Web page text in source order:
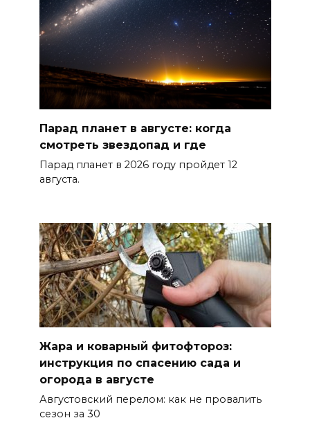
стоимость патента для
трудовых мигрантов
планируют поднять до 17
тысяч рублей
07 августа 2026 10:18
районе супруги отметили
благодатную свадьбу
07 августа 2026 10:17
начала 2026 года выдворено
более 5900 мигрантов
07 августа 2026 10:00
На Дону проходит месячник
диспансеризации для людей
от 65 лет
07 августа 2026 09:01
Семеро погибших: за сутки на
Парад планет в августе: когда
смотреть звездопад и где
Парад планет в 2026 году пройдет 12
августа.
Жара и коварный фитофтороз:
инструкция по спасению сада и
огорода в августе
Августовский перелом: как не провалить
сезон за 30